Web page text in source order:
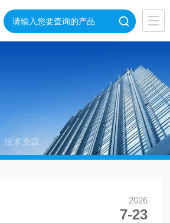
技术文章
2026
7-23